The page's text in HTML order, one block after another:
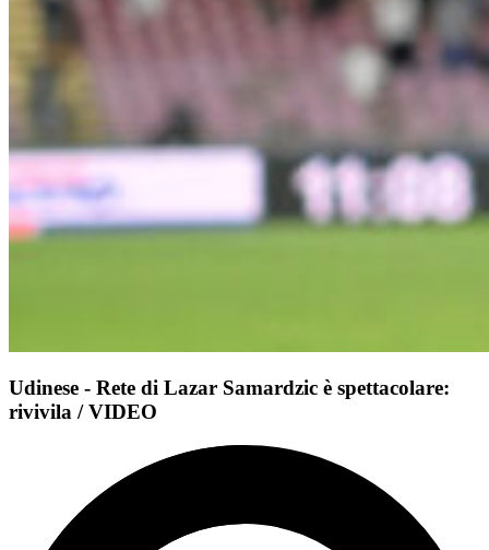
Udinese - Rete di Lazar Samardzic è spettacolare:
rivivila / VIDEO